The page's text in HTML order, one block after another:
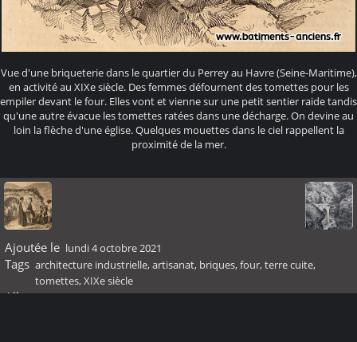
Vue d'une briqueterie dans le quartier du Perrey au Havre (Seine-Maritime),
en activité au XIXe siècle. Des femmes défournent des tomettes pour les
empiler devant le four. Elles vont et vienne sur une petit sentier raide tandis
qu'une autre évacue les tomettes ratées dans une décharge. On devine au
loin la flèche d'une église. Quelques mouettes dans le ciel rappellent la
proximité de la mer.
Ajoutée le lundi 4 octobre 2021
Tags architecture industrielle,artisanat, briques,four,terre cuite,
tomettes,XIXe siècle
Albums XIXème siècle